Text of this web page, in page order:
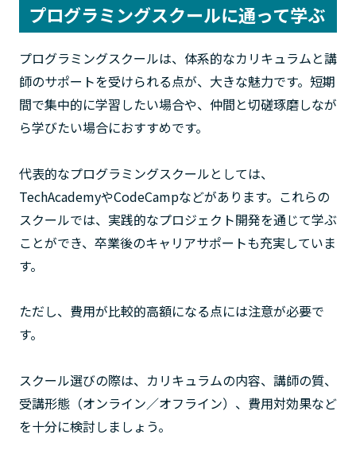
プログラミングスクールに通って学ぶ
プログラミングスクールは、体系的なカリキュラムと講
師のサポートを受けられる点が、大きな魅力です。短期
間で集中的に学習したい場合や、仲間と切磋琢磨しなが
ら学びたい場合におすすめです。
代表的なプログラミングスクールとしては、
TechAcademyやCodeCampなどがあります。これらの
スクールでは、実践的なプロジェクト開発を通じて学ぶ
ことができ、卒業後のキャリアサポートも充実していま
す。
ただし、費用が比較的高額になる点には注意が必要で
す。
スクール選びの際は、カリキュラムの内容、講師の質、
受講形態（オンライン／オフライン）、費用対効果など
を十分に検討しましょう。